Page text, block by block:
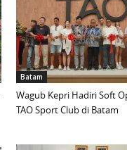
Batam
Wagub Kepri Hadiri Soft
TAO Sport Club di Batam